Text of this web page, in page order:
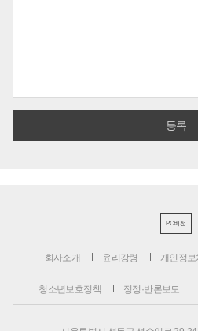
PC버전
회사소개 윤리강령 개인정
청소년보호정책 정정·반론보도